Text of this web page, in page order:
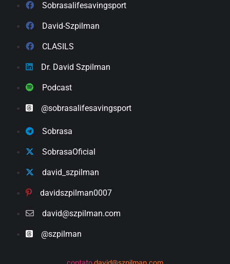
Sobrasalifesavingsport
David-Szpilman
CLASILS
Dr. David Szpilman
Podcast
@sobrasalifesavingsport
Sobrasa
SobrasaOficial
david_szpilman
davidszpilman0007
david@szpilman.com
@szpilman